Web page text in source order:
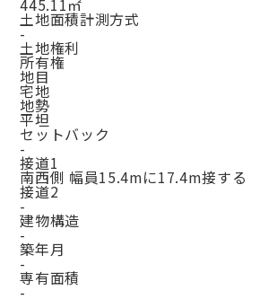
445.11㎡
土地面積計測方式
-
土地権利
所有権
地目
宅地
地勢
平坦
セットバック
-
接道1
南西側 幅員15.4mに17.4m接する
接道2
-
建物構造
-
築年月
-
専有面積
-